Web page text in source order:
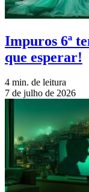
Impuros 6ª
que esperar!
4 min. de leitura
7 de julho de 2026